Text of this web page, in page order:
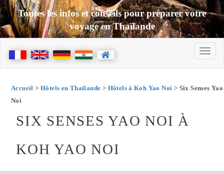
Toutes les infos et conseils pour préparer votre
voyage en Thaïlande
Accueil > Hôtels en Thaïlande > Hôtels à Koh Yao Noi > Six Senses Yao
Noi
SIX SENSES YAO NOI À
KOH YAO NOI